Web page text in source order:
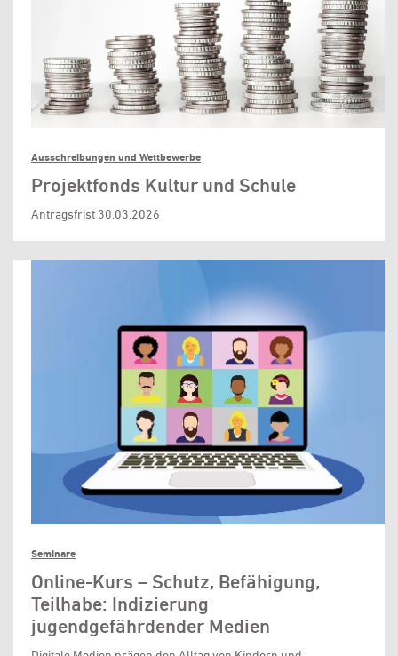
Ausschreibungen und Wettbewerbe
Projektfonds Kultur und Schule
Antragsfrist 30.03.2026
Seminare
Online-Kurs – Schutz, Befähigung,
Teilhabe: Indizierung
jugendgefährdender Medien